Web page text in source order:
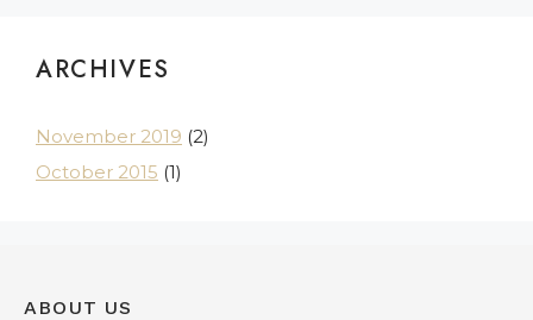
ARCHIVES
November 2019 (2)
October 2015 (1)
ABOUT US